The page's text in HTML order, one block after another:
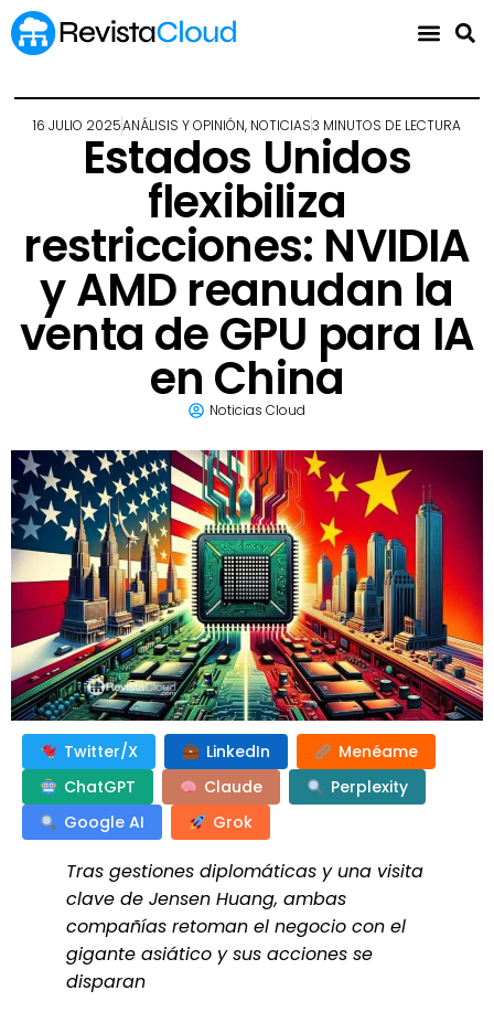
16 JULIO 2025ANÁLISIS Y OPINIÓN, NOTICIAS3 MINUTOS DE LECTURA
Estados Unidos
flexibiliza
restricciones: NVIDIA
y AMD reanudan la
venta de GPU para IA
en China
Noticias Cloud
Twitter/X LinkedIn
Menéame
ChatGPT
Claude
Perplexity
Google AI
Grok
Tras gestiones diplomáticas y una visita
clave de Jensen Huang, ambas
compañías retoman el negocio con el
gigante asiático y sus acciones se
disparan